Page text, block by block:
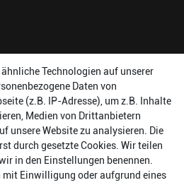
Technologien auf unserer
Daten von
(z.B. IP-Adresse), um z.B. Inhalte
Medien von Drittanbietern
unsere Website zu analysieren. Die
durch gesetzte Cookies. Wir teilen
in den Einstellungen benennen.
mit Einwilligung oder aufgrund eines